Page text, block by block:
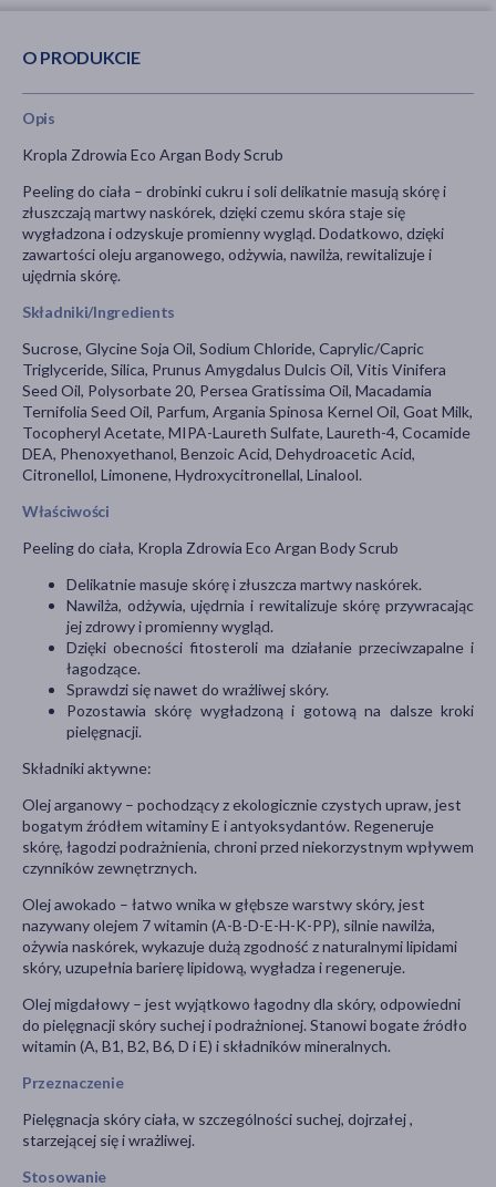
O PRODUKCIE
Opis
Kropla Zdrowia Eco Argan Body Scrub
Peeling do ciała – drobinki cukru i soli delikatnie masują skórę i
złuszczają martwy naskórek, dzięki czemu skóra staje się
wygładzona i odzyskuje promienny wygląd. Dodatkowo, dzięki
zawartości oleju arganowego, odżywia, nawilża, rewitalizuje i
ujędrnia skórę.
Składniki/Ingredients
Sucrose, Glycine Soja Oil, Sodium Chloride, Caprylic/Capric
Triglyceride, Silica, Prunus Amygdalus Dulcis Oil, Vitis Vinifera
Seed Oil, Polysorbate 20, Persea Gratissima Oil, Macadamia
Ternifolia Seed Oil, Parfum, Argania Spinosa Kernel Oil, Goat Milk,
Tocopheryl Acetate, MIPA-Laureth Sulfate, Laureth-4, Cocamide
DEA, Phenoxyethanol, Benzoic Acid, Dehydroacetic Acid,
Citronellol, Limonene, Hydroxycitronellal, Linalool.
Właściwości
Peeling do ciała, Kropla Zdrowia Eco Argan Body Scrub
Delikatnie masuje skórę i złuszcza martwy naskórek.
Nawilża, odżywia, ujędrnia i rewitalizuje skórę przywracając
jej zdrowy i promienny wygląd.
Dzięki obecności fitosteroli ma działanie przeciwzapalne i
łagodzące.
Sprawdzi się nawet do wrażliwej skóry.
Pozostawia skórę wygładzoną i gotową na dalsze kroki
pielęgnacji.
Składniki aktywne:
Olej arganowy – pochodzący z ekologicznie czystych upraw, jest
bogatym źródłem witaminy E i antyoksydantów. Regeneruje
skórę, łagodzi podrażnienia, chroni przed niekorzystnym wpływem
czynników zewnętrznych.
Olej awokado – łatwo wnika w głębsze warstwy skóry, jest
nazywany olejem 7 witamin (A-B-D-E-H-K-PP), silnie nawilża,
ożywia naskórek, wykazuje dużą zgodność z naturalnymi lipidami
skóry, uzupełnia barierę lipidową, wygładza i regeneruje.
Olej migdałowy – jest wyjątkowo łagodny dla skóry, odpowiedni
do pielęgnacji skóry suchej i podrażnionej. Stanowi bogate źródło
witamin (A, B1, B2, B6, D i E) i składników mineralnych.
Przeznaczenie
Pielęgnacja skóry ciała, w szczególności suchej, dojrzałej ,
starzejącej się i wrażliwej.
Stosowanie